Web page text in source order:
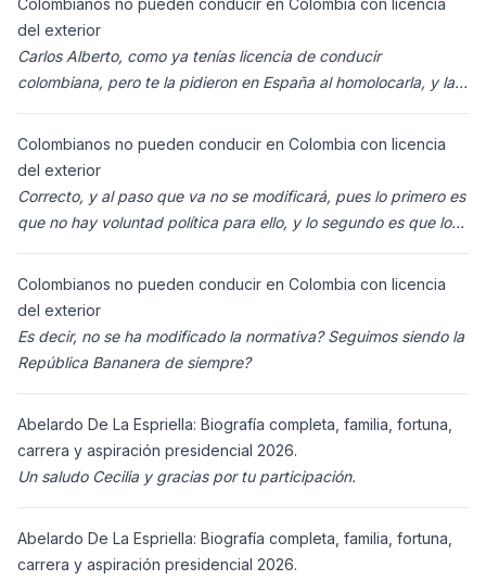
Colombianos no pueden conducir en Colombia con licencia
del exterior
Carlos Alberto, como ya tenías licencia de conducir
colombiana, pero te la pidieron en España al homolocarla, y la
Colombianos no pueden conducir en Colombia con licencia
del exterior
Correcto, y al paso que va no se modificará, pues lo primero es
que no hay voluntad política para ello, y lo segundo es que los
Colombianos no pueden conducir en Colombia con licencia
del exterior
Es decir, no se ha modificado la normativa? Seguimos siendo la
República Bananera de siempre?
Abelardo De La Espriella: Biografía completa, familia, fortuna,
carrera y aspiración presidencial 2026.
Un saludo Cecilia y gracias por tu participación.
Abelardo De La Espriella: Biografía completa, familia, fortuna,
carrera y aspiración presidencial 2026.